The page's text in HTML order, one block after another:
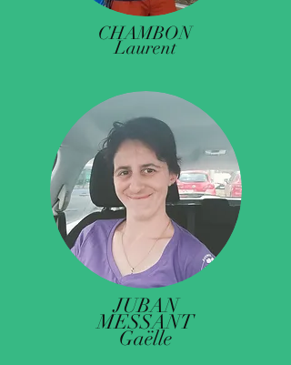
CHAMBON
Laurent
JUBAN
MESSANT
Gaëlle